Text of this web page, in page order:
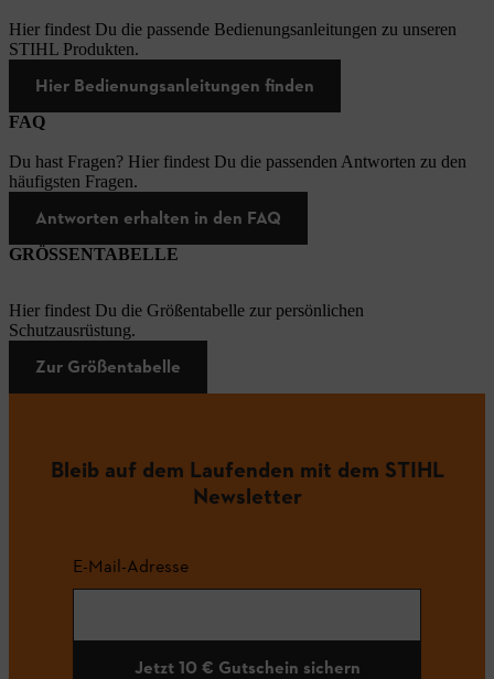
Hier findest Du die passende Bedienungsanleitungen zu unseren
STIHL Produkten.
Hier Bedienungsanleitungen finden
FAQ
Du hast Fragen? Hier findest Du die passenden Antworten zu den
häufigsten Fragen.
Antworten erhalten in den FAQ
GRÖSSENTABELLE
Hier findest Du die Größentabelle zur persönlichen
Schutzausrüstung.
Zur Größentabelle
Bleib auf dem Laufenden mit dem STIHL
Newsletter
E-Mail-Adresse
Jetzt 10 € Gutschein sichern